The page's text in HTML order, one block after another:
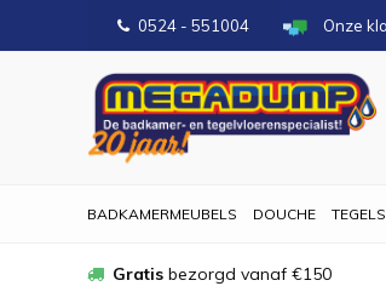
0524 - 551004 Onze
BADKAMERMEUBELS DOUCHE TEGELS
Gratis bezorgd vanaf €150